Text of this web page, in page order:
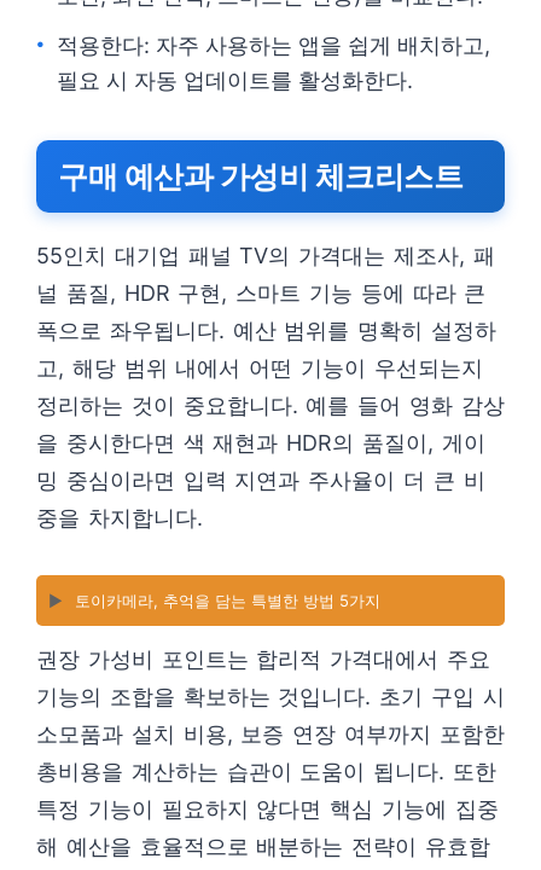
적용한다: 자주 사용하는 앱을 쉽게 배치하고,
필요 시 자동 업데이트를 활성화한다.
구매 예산과 가성비 체크리스트
55인치 대기업 패널 TV의 가격대는 제조사, 패
널 품질, HDR 구현, 스마트 기능 등에 따라 큰
폭으로 좌우됩니다. 예산 범위를 명확히 설정하
고, 해당 범위 내에서 어떤 기능이 우선되는지
정리하는 것이 중요합니다. 예를 들어 영화 감상
을 중시한다면 색 재현과 HDR의 품질이, 게이
밍 중심이라면 입력 지연과 주사율이 더 큰 비
중을 차지합니다.
▶️ 토이카메라, 추억을 담는 특별한 방법 5가지
권장 가성비 포인트는 합리적 가격대에서 주요
기능의 조합을 확보하는 것입니다. 초기 구입 시
소모품과 설치 비용, 보증 연장 여부까지 포함한
총비용을 계산하는 습관이 도움이 됩니다. 또한
특정 기능이 필요하지 않다면 핵심 기능에 집중
해 예산을 효율적으로 배분하는 전략이 유효합